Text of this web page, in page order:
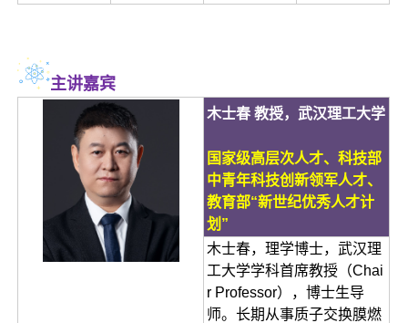
主讲嘉宾
木士春 教授，武汉理工大学
国家级高层次人才、科技部
中青年科技创新领军人才、
教育部“新世纪优秀人才计
划”
木士春，理学博士，武汉理
工大学学科首席教授（Chai
r Professor），博士生导
师。长期从事质子交换膜燃